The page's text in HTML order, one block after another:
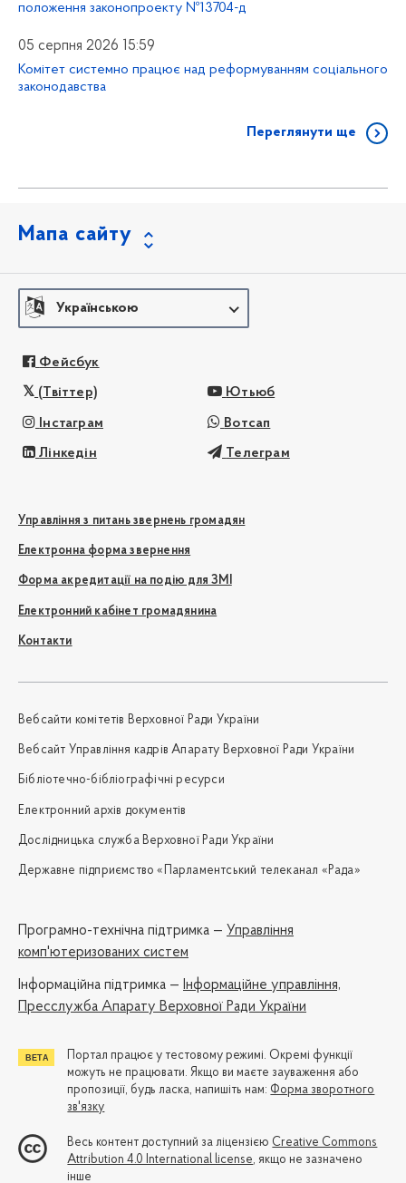
положення законопроекту №13704-д
05 серпня 2026 15:59
Комітет системно працює над реформуванням соціального
законодавства
Переглянути ще
Мапа сайту
Українською
Фейсбук
(Твіттер) Ютьюб
Інстаграм Вотсап
Лінкедін Телеграм
Управління з питань звернень громадян
Електронна форма звернення
Форма акредитації на подію для ЗМІ
Електронний кабінет громадянина
Контакти
Вебсайти комітетів Верховної Ради України
Вебсайт Управління кадрів Апарату Верховної Ради України
Бібліотечно-бібліографічні ресурси
Електронний архів документів
Дослідницька служба Верховної Ради України
Державне підприємство «Парламентський телеканал «Рада»
Програмно-технічна підтримка — Управління
комп'ютеризованих систем
Iнформаційна підтримка — Інформаційне управління,
Пресслужба Апарату Верховної Ради України
Портал працює у тестовому режимі. Окремі функції
можуть не працювати. Якщо ви маєте зауваження або
пропозиції, будь ласка, напишіть нам: Форма зворотного
зв'язку
Весь контент доступний за ліцензією Creative Commons
Attribution 4.0 International license, якщо не зазначено
інше